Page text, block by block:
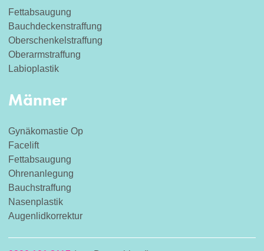
Fettabsaugung
Bauchdeckenstraffung
Oberschenkelstraffung
Oberarmstraffung
Labioplastik
Männer
Gynäkomastie Op
Facelift
Fettabsaugung
Ohrenanlegung
Bauchstraffung
Nasenplastik
Augenlidkorrektur